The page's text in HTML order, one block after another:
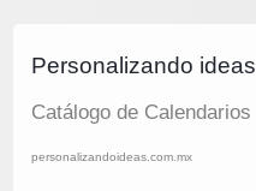
Personalizando ideas
Catálogo de Calendarios
personalizandoideas.com.mx